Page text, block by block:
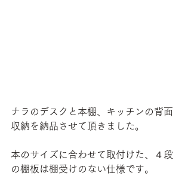
ナラのデスクと本棚、キッチンの背面
収納を納品させて頂きました。
本のサイズに合わせて取付けた、４段
の棚板は棚受けのない仕様です。